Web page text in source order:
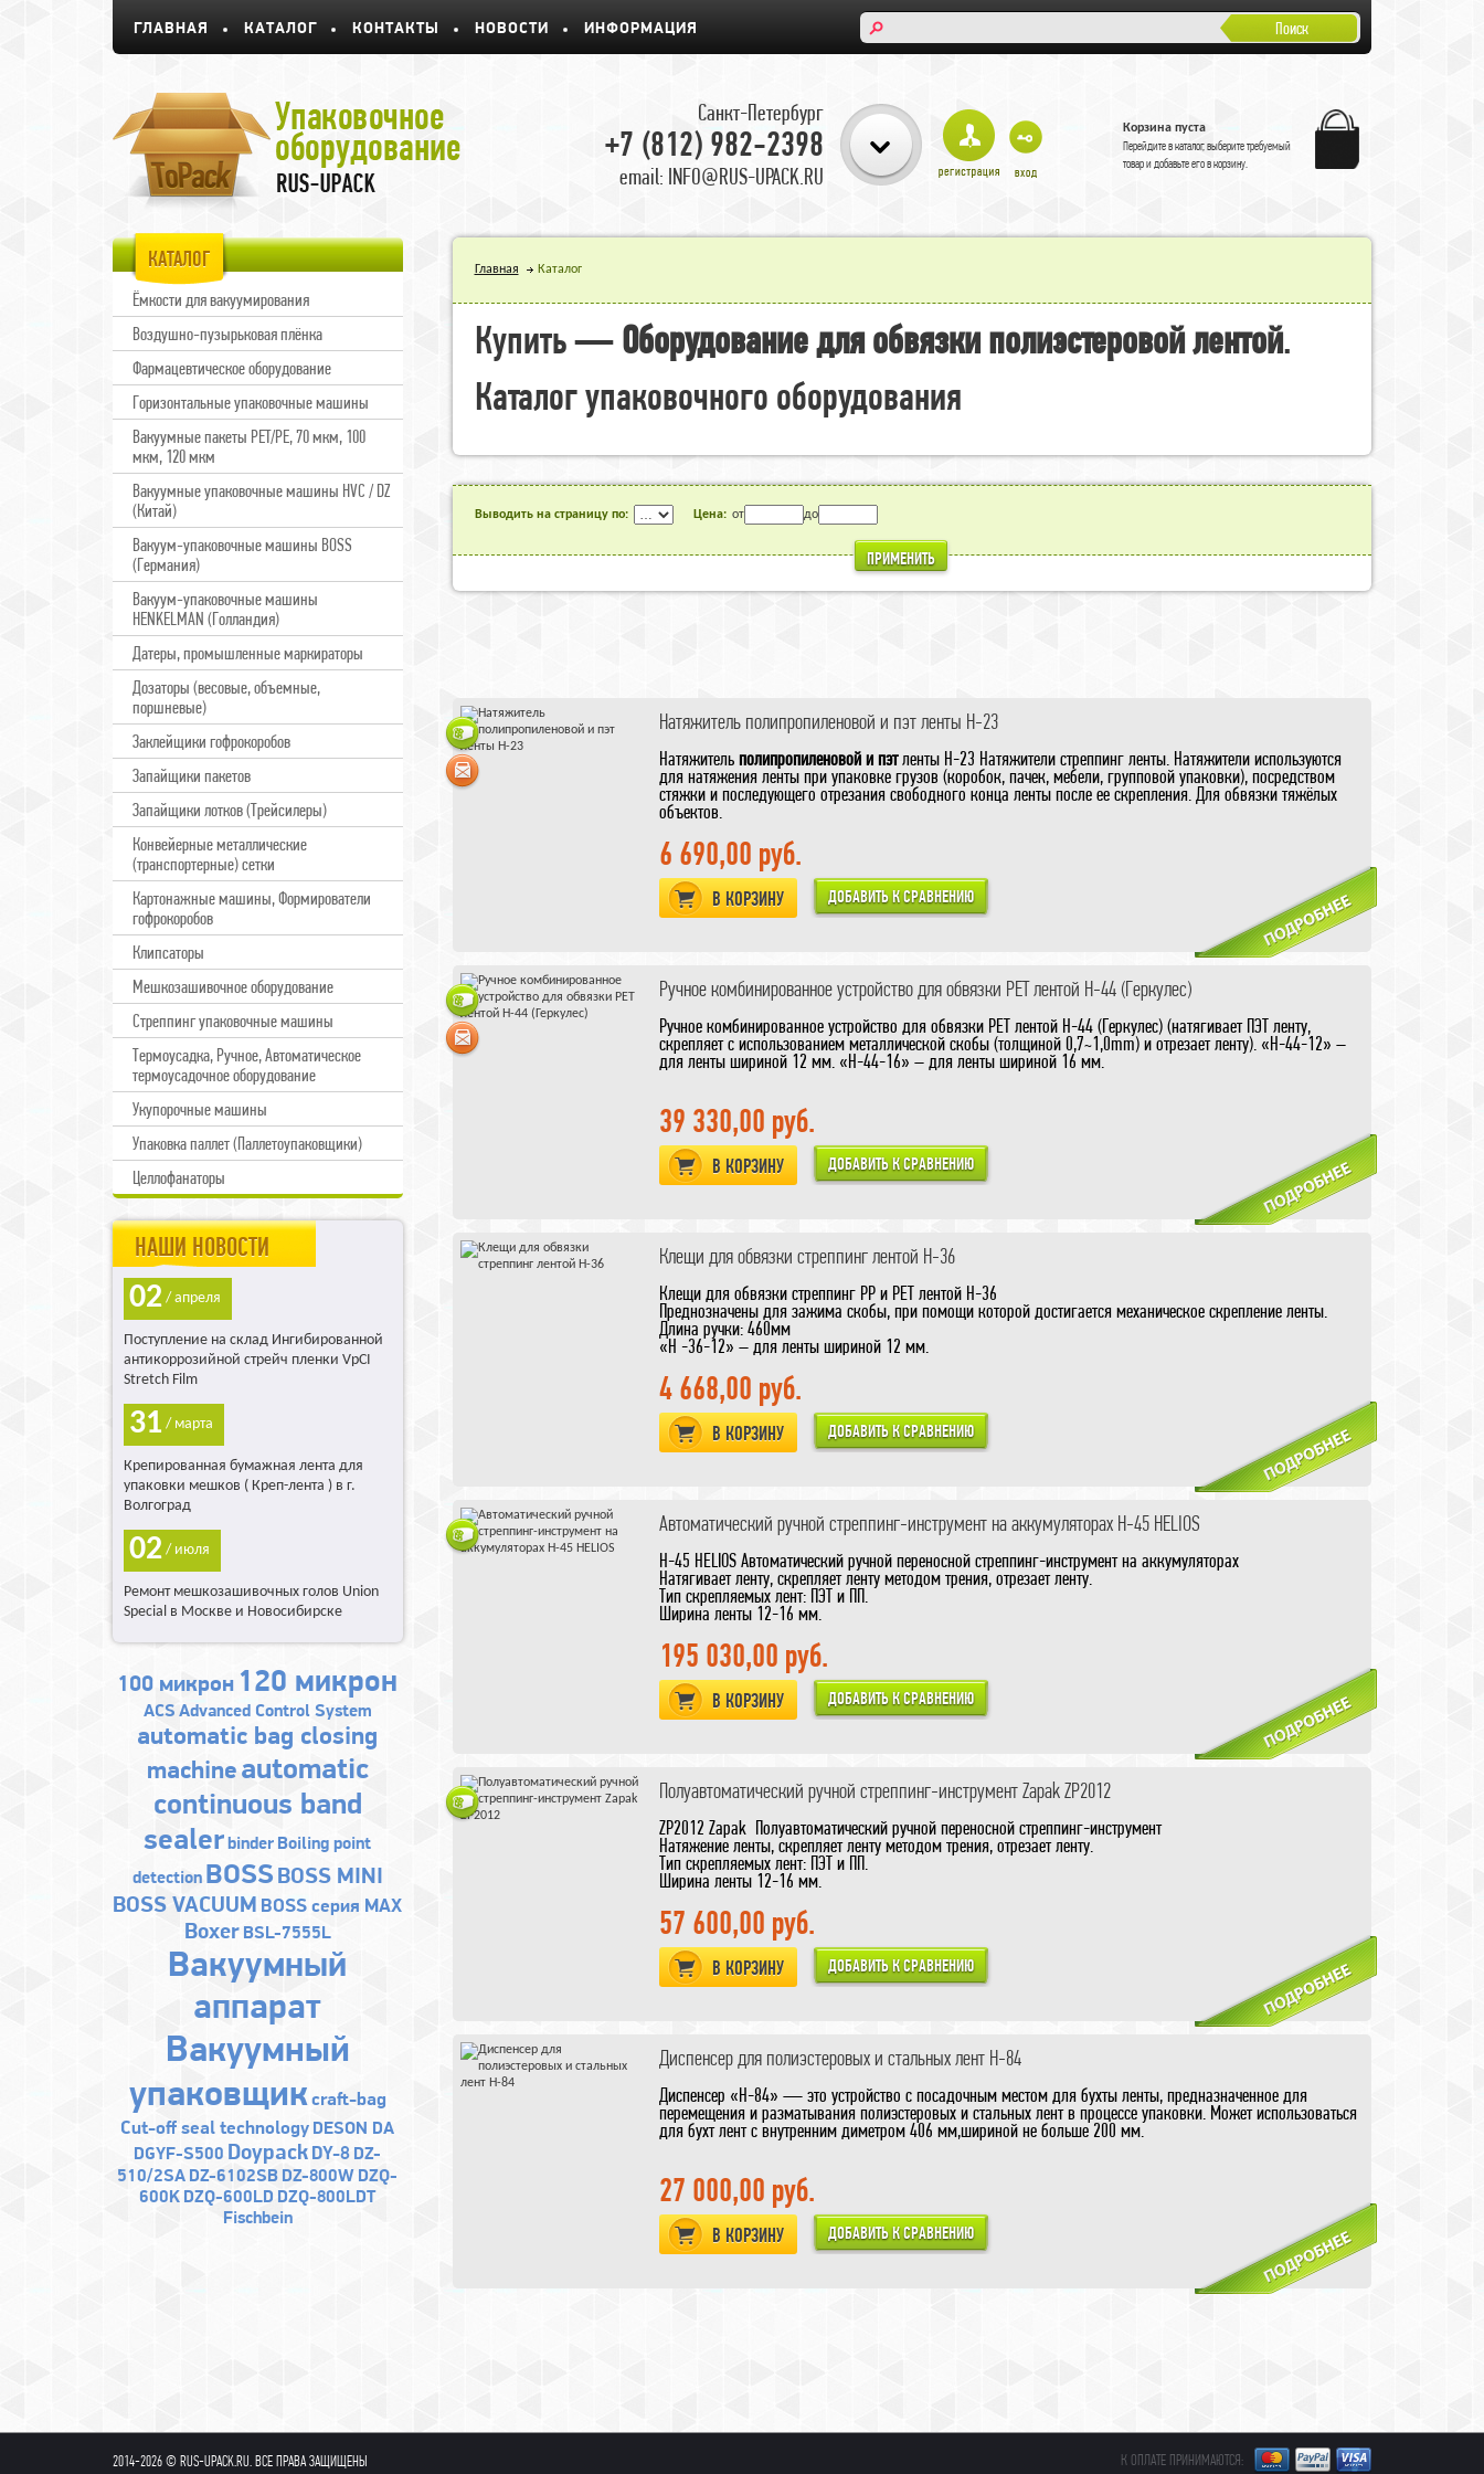
ГЛАВНАЯ КАТАЛОГ КОНТАКТЫ НОВОСТИ ИНФОРМАЦИЯ Поиск
Санкт-Петербург
+7 (812) 982-2398
email: INFO@RUS-UPACK.RU
Корзина пуста
Перейдите вкаталог, выберите требуемый
товар и добавьте его в корзину.
КАТАЛОГ
Ёмкости для вакуумирования
Воздушно-пузырьковая плёнка
Фармацевтическое оборудование
Горизонтальные упаковочные машины
Вакуумные пакеты PET/PE, 70 мкм, 100
мкм, 120 мкм
Вакуумные упаковочные машины HVC / DZ
(Китай)
Вакуум-упаковочные машины BOSS
(Германия)
Вакуум-упаковочные машины
HENKELMAN (Голландия)
Датеры, промышленные маркираторы
Дозаторы (весовые, объемные,
поршневые)
Заклейщики гофрокоробов
Запайщики пакетов
Запайщики лотков (Трейсилеры)
Конвейерные металлические
(транспортерные) сетки
Картонажные машины, Формирователи
гофрокоробов
Клипсаторы
Мешкозашивочное оборудование
Стреппинг упаковочные машины
Термоусадка, Ручное, Автоматическое
термоусадочное оборудование
Укупорочные машины
Упаковка паллет (Паллетоупаковщики)
Целлофанаторы
НАШИ НОВОСТИ
02 / апреля
Поступление на склад Ингибированной
антикоррозийной стрейч пленки VpCI
Stretch Film
31 / марта
Крепированная бумажная лента для
упаковки мешков ( Креп-лента ) в г.
Волгоград
02 / июля
Ремонт мешкозашивочных голов Union
Special в Москве и Новосибирске
100 микрон 120 микрон
ACS Advanced Control System
automatic bag closing
machine automatic
continuous band
sealer binder Boiling point
detection BOSS BOSS MINI
BOSS VACUUM BOSS серия MAX
Boxer BSL-7555L
Bакуумный
аппарат
Bакуумный
упаковщикcraft-bag
Cut-off seal technology DESON DA
DGYF-S500 Doypack DY-8 DZ-
510/2SA DZ-6102SB DZ-800W DZQ-
600K DZQ-600LD DZQ-800LDT
Fischbein
Главная Каталог
Купить —Оборудование для обвязки полиэстеровой лентой.
Каталог упаковочного оборудования
Выводить на страницу по: Цена: от до
ПРИМЕНИТЬ
Натяжитель полипропиленовой и пэт ленты H-23
Натяжительполипропиленовой и пэтленты H-23 Натяжители стреппинг ленты. Натяжители используются
для натяжения ленты при упаковке грузов (коробок, пачек, мебели, групповой упаковки), посредством
стяжки и последующего отрезания свободного конца ленты после ее скрепления. Для обвязки тяжёлых
объектов.
6 690,00 руб.
В КОРЗИНУ
Ручное комбинированное устройство для обвязки PET лентой H-44 (Геркулес)
Ручное комбинированное устройство для обвязки PET лентой H-44 (Геркулес) (натягивает ПЭТ ленту,
скрепляет с использованием металлической скобы (толщиной 0,7~1,0mm) и отрезает ленту). «H-44-12» –
для ленты шириной 12 мм. «H-44-16» – для ленты шириной 16 мм.
39 330,00 руб.
В КОРЗИНУ
Клещи для обвязки стреппинг лентой H-36
Клещи для обвязки стреппинг PP и PET лентой H-36
Преднозначены для зажима скобы, при помощи которой достигается механическое скрепление ленты.
Длина ручки: 460мм
«H -36-12» – для ленты шириной 12 мм.
«H -36-19» – для ленты шириной 19 мм.
4 668,00 руб.
В КОРЗИНУ
Автоматический ручной стреппинг-инструмент на аккумуляторах H-45 HELIOS
H-45 HELIOS Автоматический ручной переносной стреппинг-инструмент на аккумуляторах
Натягивает ленту, скрепляет ленту методом трения, отрезает ленту.
Тип скрепляемых лент: ПЭТ и ПП.
Ширина ленты 12-16 мм.
Макс. натяжение обвязки: 240 кг.
Макс, скорость натяжения: 270 мм/сек.
Способ натяжения ленты — автоматический.
Количество рабочих циклов: 160 обвязок (ПЭТ) и 300 обвязок (ПП).
Время перезарядки — 15 мин.
195 030,00 руб.
В КОРЗИНУ
Полуавтоматический ручной стреппинг-инструмент Zapak ZP2012
ZP2012 Zapak Полуавтоматический ручной переносной стреппинг-инструмент
Натяжение ленты, скрепляет ленту методом трения, отрезает ленту.
Тип скрепляемых лент: ПЭТ и ПП.
Ширина ленты 12-16 мм.
Макс. натяжение обвязки: 240 кг.
Макс, скорость натяжения: 270 мм/сек.
Способ натяжения ленты — ручной.
Количество рабочих циклов: 160 обвязок (ПЭТ) и 300 обвязок (ПП).
57 600,00 руб.
В КОРЗИНУ
Диспенсер для полиэстеровых и стальных лент H-84
Диспенсер «Н-84» — это устройство с посадочным местом для бухты ленты, предназначенное для
перемещения и разматывания полиэстеровых и стальных лент в процессе упаковки. Может использоваться
для бухт лент с внутренним диметром 406 мм,шириной не больше 200 мм.
Диспесер для полиэстеровой (ПЭТ/PET) стреппинг ленты.
27 000,00 руб.
В КОРЗИНУ
2014-2026 © RUS-UPACK.RU. ВСЕ ПРАВА ЗАЩИЩЕНЫ К ОПЛАТЕ ПРИНИМАЮТСЯ: